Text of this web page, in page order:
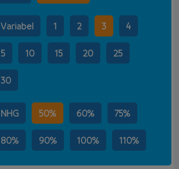
Variabel 1 2 3 4
5 10 15 20 25
30
NHG 50% 60% 75%
80% 90% 100% 110%